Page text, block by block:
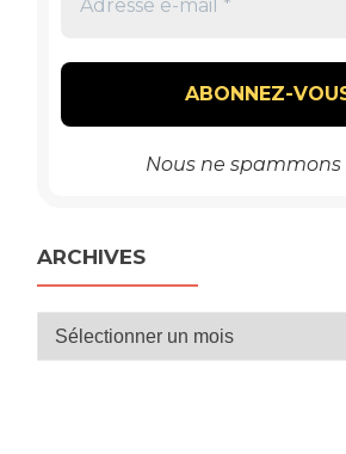
Nous ne spammons
ARCHIVES
Archives